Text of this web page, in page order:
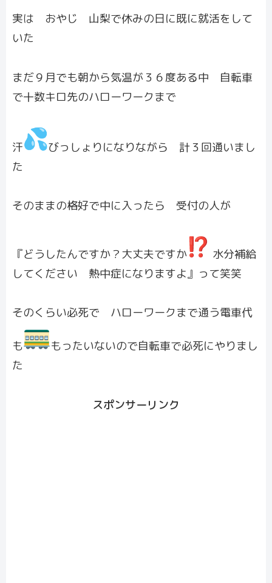
実は おやじ 山梨で休みの日に既に就活をして
いた
まだ９月でも朝から気温が３６度ある中 自転車
で十数キロ先のハローワークまで
汗
びっしょりになりながら 計３回通いまし
た
そのままの格好で中に入ったら 受付の人が
『どうしたんですか？大丈夫ですか
水分補給
してください 熱中症になりますよ』って笑笑
そのくらい必死で ハローワークまで通う電車代
も
もったいないので自転車で必死にやりまし
た
スポンサーリンク